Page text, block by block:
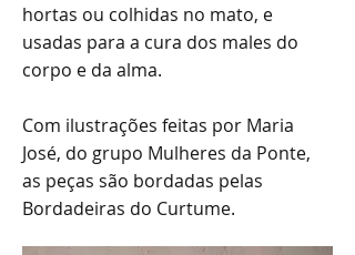
hortas ou colhidas no mato, e
usadas para a cura dos males do
corpo e da alma.
Com ilustrações feitas por Maria
José, do grupo Mulheres da Ponte,
as peças são bordadas pelas
Bordadeiras do Curtume.